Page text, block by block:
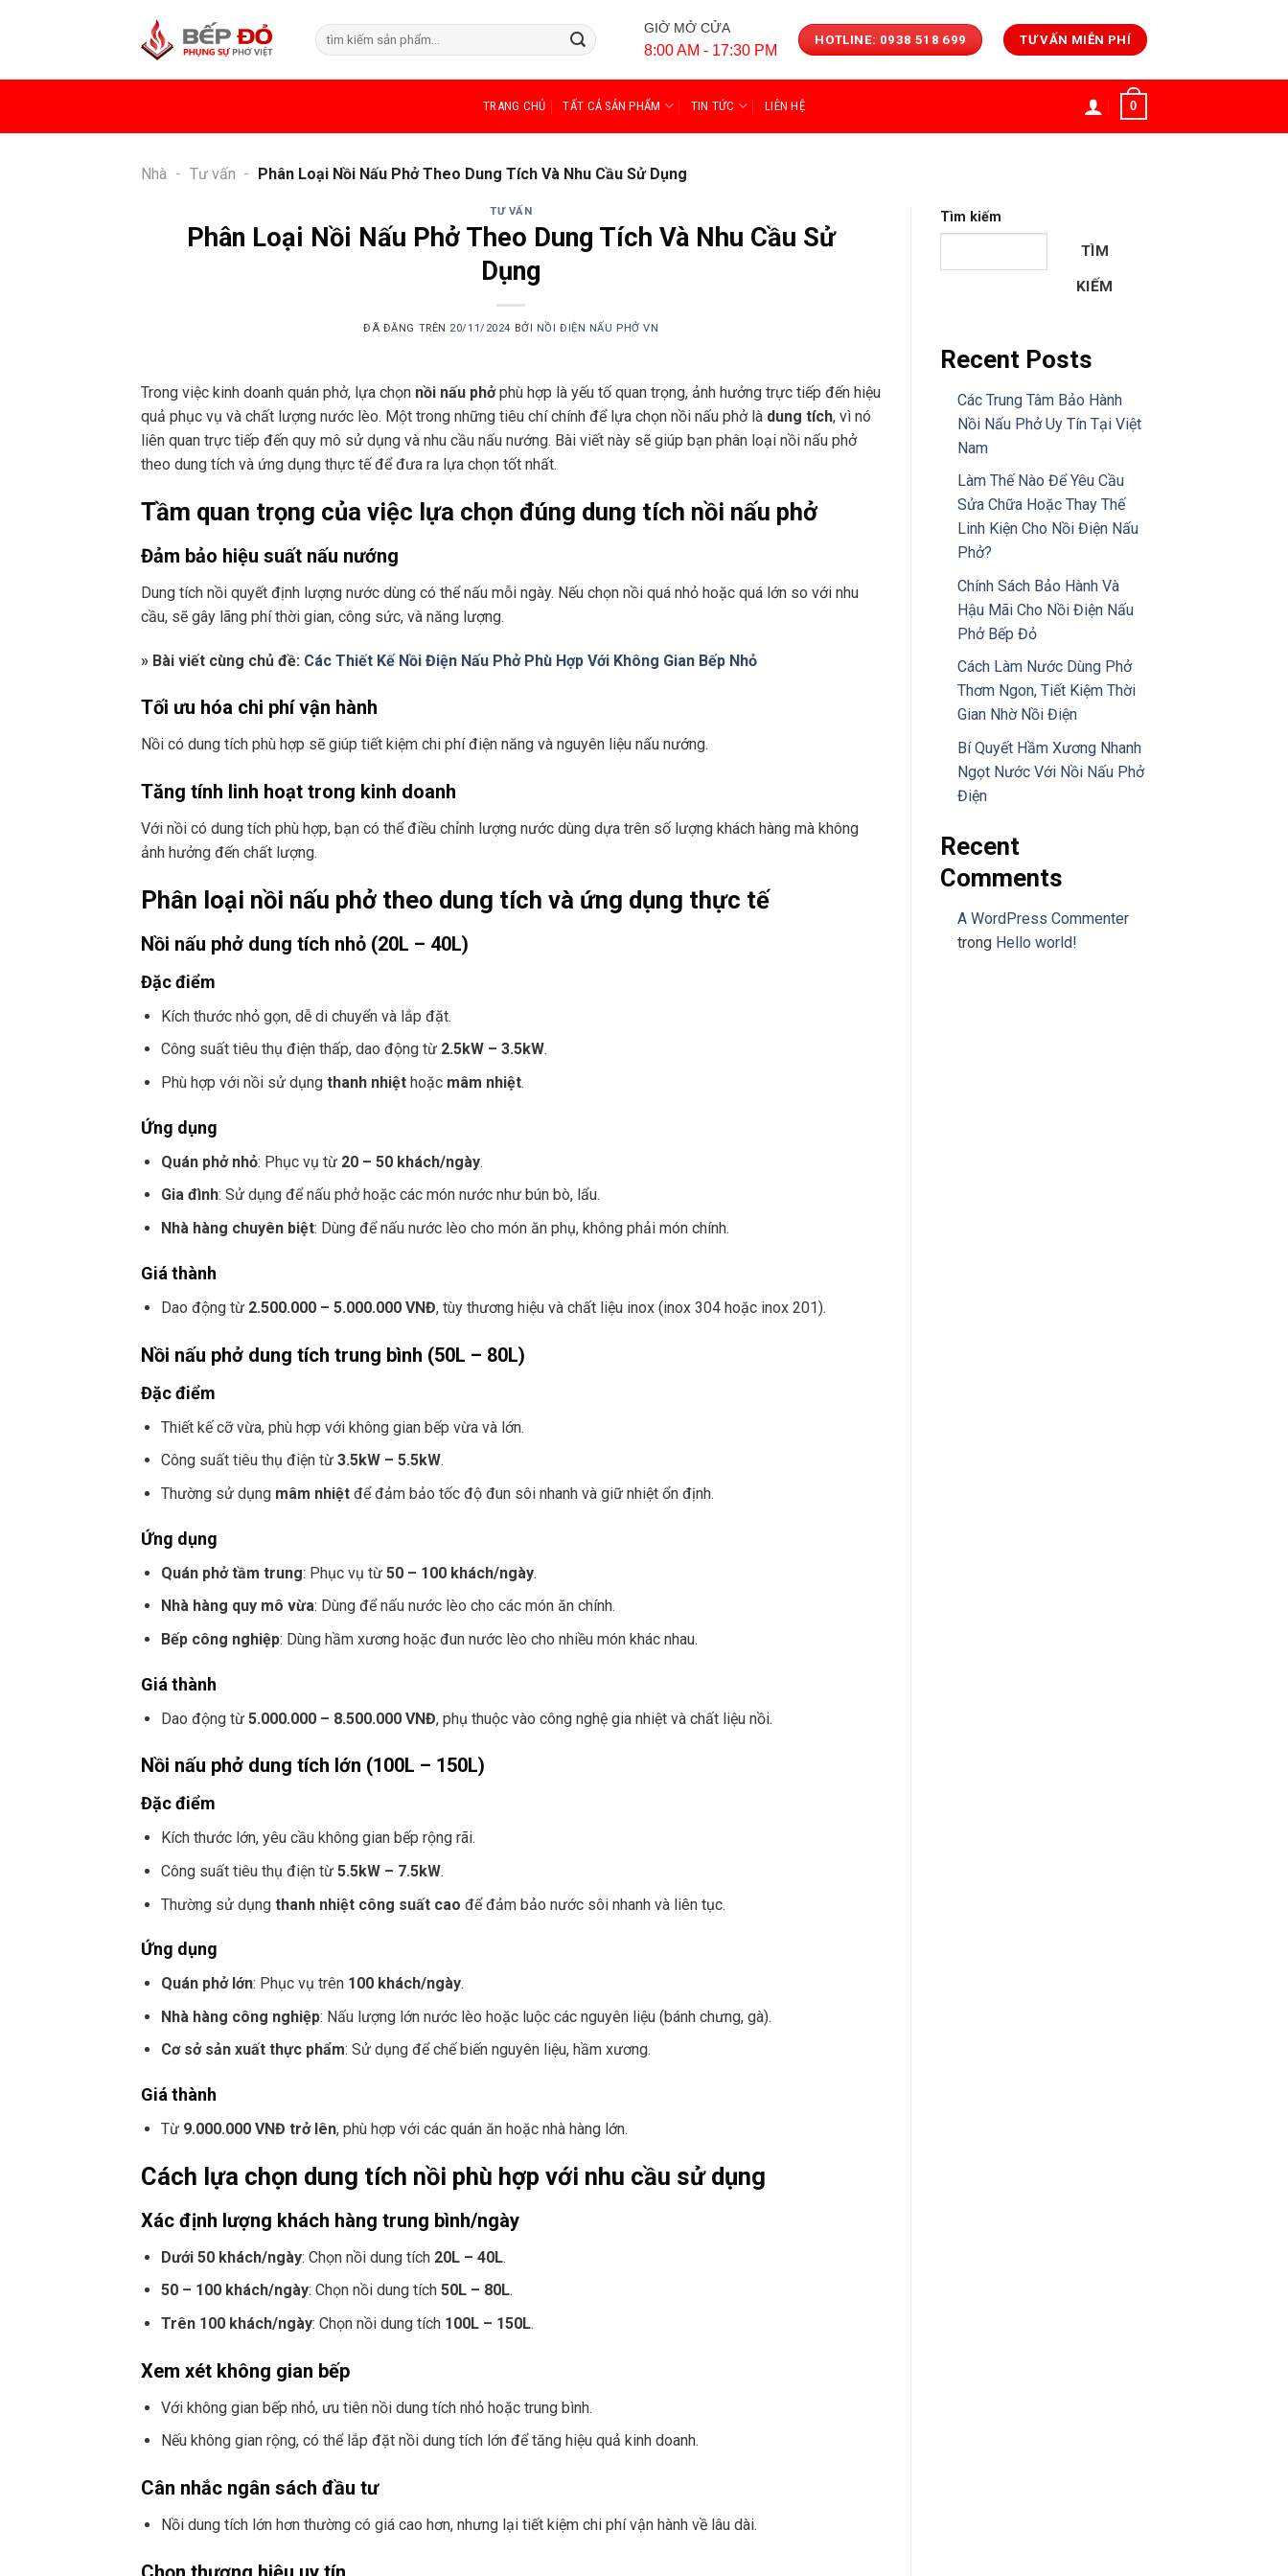
dung
Search
for:
GIỜ MỞ CỬA
8:00 AM - 17:30 PM
HOTLINE: 0938 518 699 TƯ VẤN MIỄN PHÍ
TRANG CHỦ TẤT CẢ SẢN PHẨM TIN TỨC LIÊN HỆ 0
Nhà - Tư vấn - Phân Loại Nồi Nấu Phở Theo Dung Tích Và Nhu Cầu Sử Dụng
TƯ VẤN
Phân Loại Nồi Nấu Phở Theo Dung Tích Và Nhu Cầu Sử
Dụng
ĐÃ ĐĂNG TRÊN 20/11/2024 BỞI NỒI ĐIỆN NẤU PHỞ VN
Trong việc kinh doanh quán phở, lựa chọn nồi nấu phởphù hợp là yếu tố quan trọng, ảnh hưởng trực tiếp đến hiệu
quả phục vụ và chất lượng nước lèo. Một trong những tiêu chí chính để lựa chọn nồi nấu phở là dung tích, vì nó
liên quan trực tiếp đến quy mô sử dụng và nhu cầu nấu nướng. Bài viết này sẽ giúp bạn phân loại nồi nấu phở
theo dung tích và ứng dụng thực tế để đưa ra lựa chọn tốt nhất.
Tầm quan trọng của việc lựa chọn đúng dung tích nồi nấu phở
Đảm bảo hiệu suất nấu nướng
Dung tích nồi quyết định lượng nước dùng có thể nấu mỗi ngày. Nếu chọn nồi quá nhỏ hoặc quá lớn so với nhu
cầu, sẽ gây lãng phí thời gian, công sức, và năng lượng.
» Bài viết cùng chủ đề: Các Thiết Kế Nồi Điện Nấu Phở Phù Hợp Với Không Gian Bếp Nhỏ
Tối ưu hóa chi phí vận hành
Nồi có dung tích phù hợp sẽ giúp tiết kiệm chi phí điện năng và nguyên liệu nấu nướng.
Tăng tính linh hoạt trong kinh doanh
Với nồi có dung tích phù hợp, bạn có thể điều chỉnh lượng nước dùng dựa trên số lượng khách hàng mà không
ảnh hưởng đến chất lượng.
Phân loại nồi nấu phở theo dung tích và ứng dụng thực tế
Nồi nấu phở dung tích nhỏ (20L – 40L)
Đặc điểm
Kích thước nhỏ gọn, dễ di chuyển và lắp đặt.
Công suất tiêu thụ điện thấp, dao động từ 2.5kW – 3.5kW.
Phù hợp với nồi sử dụng thanh nhiệthoặc mâm nhiệt.
Ứng dụng
Quán phở nhỏ: Phục vụ từ 20 – 50 khách/ngày.
Gia đình: Sử dụng để nấu phở hoặc các món nước như bún bò, lẩu.
Nhà hàng chuyên biệt: Dùng để nấu nước lèo cho món ăn phụ, không phải món chính.
Giá thành
Dao động từ 2.500.000 – 5.000.000 VNĐ, tùy thương hiệu và chất liệu inox (inox 304 hoặc inox 201).
Nồi nấu phở dung tích trung bình (50L – 80L)
Đặc điểm
Thiết kế cỡ vừa, phù hợp với không gian bếp vừa và lớn.
Công suất tiêu thụ điện từ 3.5kW – 5.5kW.
Thường sử dụng mâm nhiệtđể đảm bảo tốc độ đun sôi nhanh và giữ nhiệt ổn định.
Ứng dụng
Quán phở tầm trung: Phục vụ từ 50 – 100 khách/ngày.
Nhà hàng quy mô vừa: Dùng để nấu nước lèo cho các món ăn chính.
Bếp công nghiệp: Dùng hầm xương hoặc đun nước lèo cho nhiều món khác nhau.
Giá thành
Dao động từ 5.000.000 – 8.500.000 VNĐ, phụ thuộc vào công nghệ gia nhiệt và chất liệu nồi.
Nồi nấu phở dung tích lớn (100L – 150L)
Đặc điểm
Kích thước lớn, yêu cầu không gian bếp rộng rãi.
Công suất tiêu thụ điện từ 5.5kW – 7.5kW.
Thường sử dụng thanh nhiệt công suất cao để đảm bảo nước sôi nhanh và liên tục.
Ứng dụng
Quán phở lớn: Phục vụ trên 100 khách/ngày.
Nhà hàng công nghiệp: Nấu lượng lớn nước lèo hoặc luộc các nguyên liệu (bánh chưng, gà).
Cơ sở sản xuất thực phẩm: Sử dụng để chế biến nguyên liệu, hầm xương.
Giá thành
Từ 9.000.000 VNĐ trở lên, phù hợp với các quán ăn hoặc nhà hàng lớn.
Cách lựa chọn dung tích nồi phù hợp với nhu cầu sử dụng
Xác định lượng khách hàng trung bình/ngày
Dưới 50 khách/ngày: Chọn nồi dung tích 20L – 40L.
50 – 100 khách/ngày: Chọn nồi dung tích 50L – 80L.
Trên 100 khách/ngày: Chọn nồi dung tích 100L – 150L.
Xem xét không gian bếp
Với không gian bếp nhỏ, ưu tiên nồi dung tích nhỏ hoặc trung bình.
Nếu không gian rộng, có thể lắp đặt nồi dung tích lớn để tăng hiệu quả kinh doanh.
Cân nhắc ngân sách đầu tư
Nồi dung tích lớn hơn thường có giá cao hơn, nhưng lại tiết kiệm chi phí vận hành về lâu dài.
Tìm kiếm
TÌM
KIẾM
Recent Posts
Các Trung Tâm Bảo Hành
Nồi Nấu Phở Uy Tín Tại Việt
Nam
Làm Thế Nào Để Yêu Cầu
Sửa Chữa Hoặc Thay Thế
Linh Kiện Cho Nồi Điện Nấu
Phở?
Chính Sách Bảo Hành Và
Hậu Mãi Cho Nồi Điện Nấu
Phở Bếp Đỏ
Cách Làm Nước Dùng Phở
Thơm Ngon, Tiết Kiệm Thời
Gian Nhờ Nồi Điện
Bí Quyết Hầm Xương Nhanh
Ngọt Nước Với Nồi Nấu Phở
Điện
Recent
Comments
A WordPress Commenter
trong Hello world!